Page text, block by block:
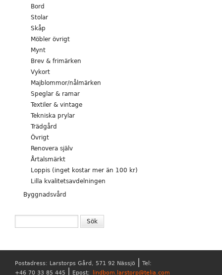
Bord
Stolar
Skåp
Möbler övrigt
Mynt
Brev & frimärken
Vykort
Majblommor/nålmärken
Speglar & ramar
Textiler & vintage
Tekniska prylar
Trädgård
Övrigt
Renovera själv
Årtalsmärkt
Loppis (inget kostar mer än 100 kr)
Lilla kvalitetsavdelningen
Byggnadsvård
Postadress: Larstorps Gård, 571 92 Nässjö
Tel:
+46 70 33 85 445
Epost: lindbom.larstorp@telia.com